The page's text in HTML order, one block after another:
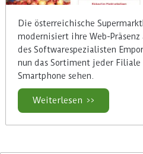
Die österreichische
modernisiert ihre Web-
des Softwarespezialisten
nun das Sortiment jeder
Smartphone sehen.
Weiterlesen >>